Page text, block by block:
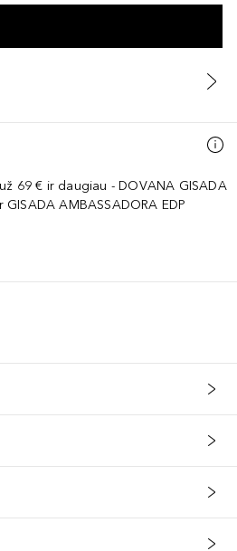
69 € ir daugiau - DOVANA GISADA
AMBASSADORA EDP